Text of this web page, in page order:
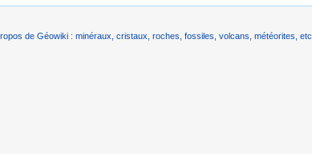
de Géowiki : minéraux, cristaux, roches, fossiles, volcans, météorites, etc.